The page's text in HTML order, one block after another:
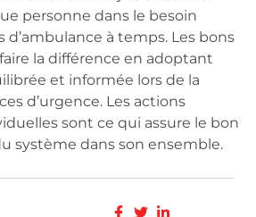
personne dans le besoin
d’ambulance à temps. Les bons
la différence en adoptant
et informée lors de la
d’urgence. Les actions
sont ce qui assure le bon
système dans son ensemble.